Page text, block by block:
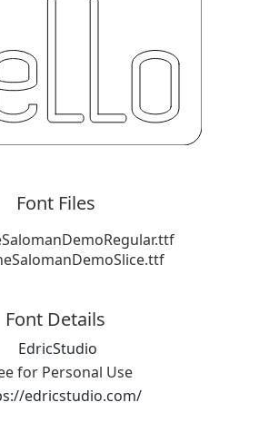
Font Files
Font Details
EdricStudio
for Personal Use
edricstudio.com/